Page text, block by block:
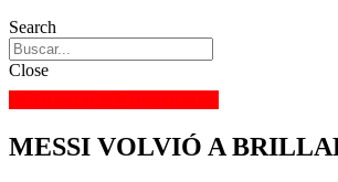
Search
Close
MESSI VOLVIÓ A